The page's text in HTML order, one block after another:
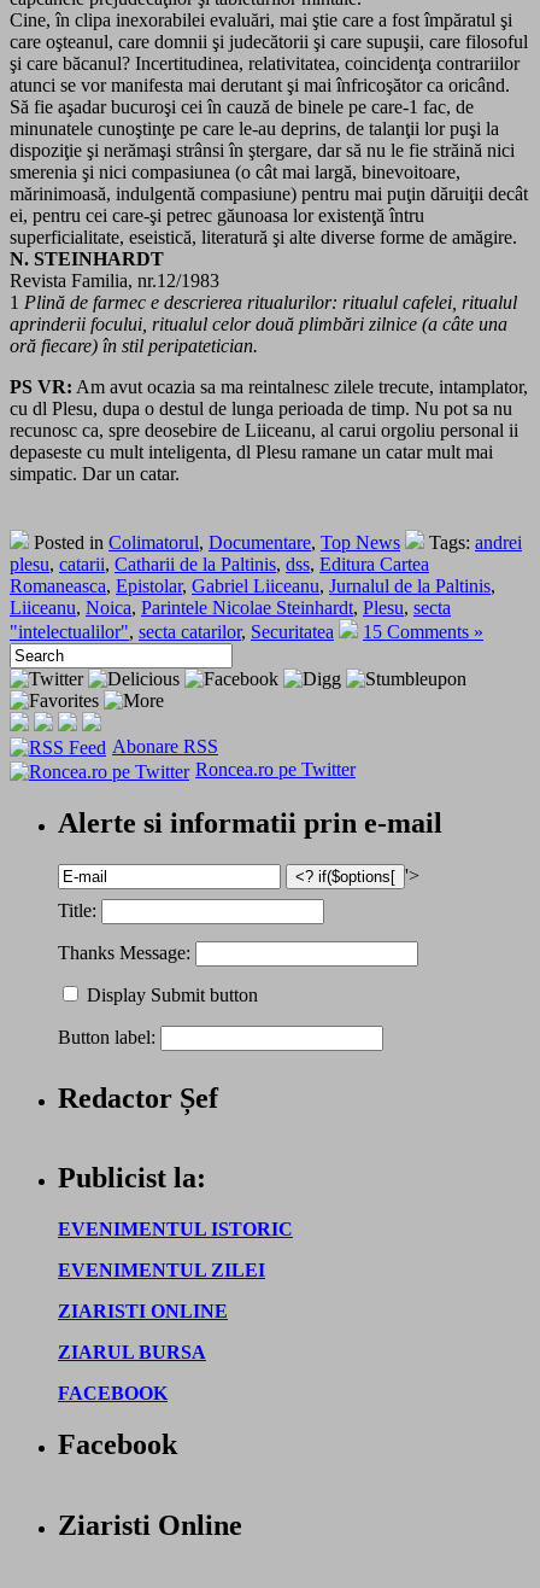
Cine, în clipa inexorabilei evaluări, mai ştie care a fost împăratul şi
care oşteanul, care domnii şi judecătorii şi care supuşii, care filosoful
şi care băcanul? Incertitudinea, relativitatea, coincidenţa contrariilor
atunci se vor manifesta mai derutant şi mai înfricoşător ca oricând.
Să fie aşadar bucuroşi cei în cauză de binele pe care-1 fac, de
minunatele cunoştinţe pe care le-au deprins, de talanţii lor puşi la
dispoziţie şi nerămaşi strânsi în ştergare, dar să nu le fie străină nici
smerenia şi nici compasiunea (o cât mai largă, binevoitoare,
mărinimoasă, indulgentă compasiune) pentru mai puţin dăruiţii decât
ei, pentru cei care-şi petrec găunoasa lor existenţă întru
superficialitate, eseistică, literatură şi alte diverse forme de amăgire.
N. STEINHARDT
Revista Familia, nr.12/1983
1 Plină de farmec e descrierea ritualurilor: ritualul cafelei, ritualul
aprinderii focului, ritualul celor două plimbări zilnice (a câte una
oră fiecare) în stil peripatetician.
PS VR: Am avut ocazia sa ma reintalnesc zilele trecute, intamplator,
cu dl Plesu, dupa o destul de lunga perioada de timp. Nu pot sa nu
recunosc ca, spre deosebire de Liiceanu, al carui orgoliu personal ii
depaseste cu mult inteligenta, dl Plesu ramane un catar mult mai
simpatic. Dar un catar.
Posted in Colimatorul, Documentare, Top News Tags: andrei
plesu, catarii, Catharii de la Paltinis, dss, Editura Cartea
Romaneasca, Epistolar, Gabriel Liiceanu, Jurnalul de la Paltinis,
Liiceanu, Noica, Parintele Nicolae Steinhardt, Plesu, secta
"intelectualilor", secta catarilor, Securitatea 15 Comments »
Abonare RSS
Roncea.ro pe Twitter
Alerte si informatii prin e-mail
'>
Title:
Thanks Message:
Display Submit button
Button label:
Redactor Șef
Publicist la:
EVENIMENTUL ISTORIC
EVENIMENTUL ZILEI
ZIARISTI ONLINE
ZIARUL BURSA
FACEBOOK
Facebook
Ziaristi Online